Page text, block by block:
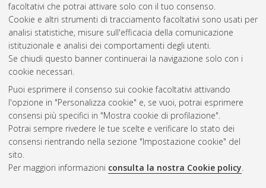
facoltativi che potrai attivare solo con il tuo consenso.
Cookie e altri strumenti di tracciamento facoltativi sono usati per
analisi statistiche, misure sull'efficacia della comunicazione
istituzionale e analisi dei comportamenti degli utenti.
Se chiudi questo banner continuerai la navigazione solo con i
cookie necessari.
Puoi esprimere il consenso sui cookie facoltativi attivando
l'opzione in "Personalizza cookie" e, se vuoi, potrai esprimere
consensi più specifici in "Mostra cookie di profilazione".
Potrai sempre rivedere le tue scelte e verificare lo stato dei
consensi rientrando nella sezione "Impostazione cookie" del
sito.
Per maggiori informazioni consulta la nostra Cookie policy.
Gestione del documento:
Atom
Rss 1.0
Rss 2.0
AMS Laurea